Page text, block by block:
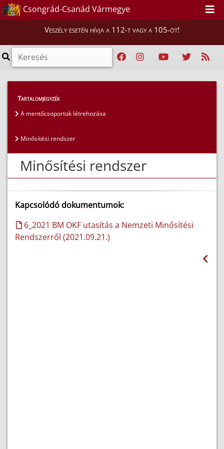
Csongrád-Csanád Vármegye
Veszély esetén hívja a 112-t vagy a 105-öt!
Magunkról
Minősítési rendszer
Tartalomjegyzék
A mentőcsoportok létrehozása
Minősítési rendszer
Minősítési rendszer
Kapcsolódó dokumentumok:
6_2021 BM OKF utasítás a Nemzeti Minősítési
Rendszerről (2021.09.21.)